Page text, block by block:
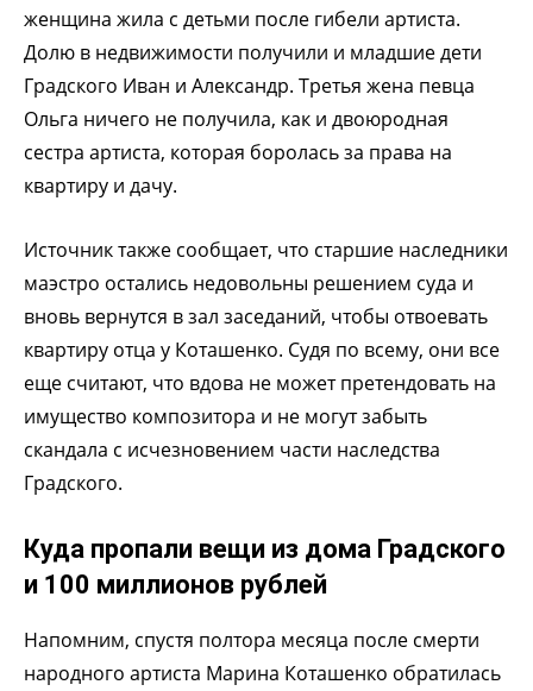
женщина жила с детьми после гибели артиста.
Долю в недвижимости получили и младшие дети
Градского Иван и Александр. Третья жена певца
Ольга ничего не получила, как и двоюродная
сестра артиста, которая боролась за права на
квартиру и дачу.
Источник также сообщает, что старшие наследники
маэстро остались недовольны решением суда и
вновь вернутся в зал заседаний, чтобы отвоевать
квартиру отца у Коташенко. Судя по всему, они все
еще считают, что вдова не может претендовать на
имущество композитора и не могут забыть
скандала с исчезновением части наследства
Градского.
Куда пропали вещи из дома Градского
и 100 миллионов рублей
Напомним, спустя полтора месяца после смерти
народного артиста Марина Коташенко обратилась